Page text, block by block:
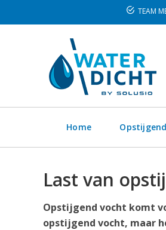
TEAM
Home
Last van
Opstijgend vocht komt
opstijgend vocht, maar